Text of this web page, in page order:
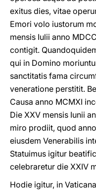
exitus dies, vitae
Emori volo iustorum
mensis Iulii anno
contigit.
qui in Domino
sanctitatis fama
veneratione perstitit.
Causa anno MCMXI
Die XXV mensis Iunii
miro prodiit, quod
eiusdem Venerabilis
Statuimus igitur
celebraretur die XXIV
Hodie igitur, in